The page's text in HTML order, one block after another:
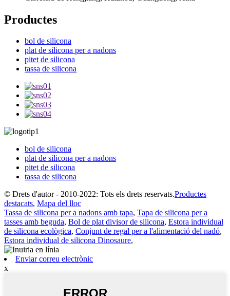
Productes
bol de silicona
plat de silicona per a nadons
pitet de silicona
tassa de silicona
bol de silicona
plat de silicona per a nadons
pitet de silicona
tassa de silicona
© Drets d'autor - 2010-2022: Tots els drets reservats.Productes
destacats, Mapa del lloc
Tassa de silicona per a nadons amb tapa, Tapa de silicona per a
tasses amb beguda, Bol de plat divisor de silicona, Estora individual
de silicona ecològica, Conjunt de regal per a l'alimentació del nadó,
Estora individual de silicona Dinosaure,
Enviar correu electrònic
x